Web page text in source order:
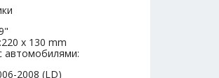
x 130 mm
автомобилями:
2008 (LD)